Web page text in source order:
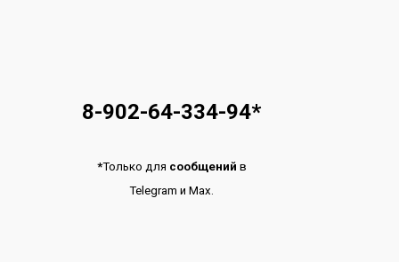
8-902-64-334-94*
*Только для сообщений в
TelegramиMax.